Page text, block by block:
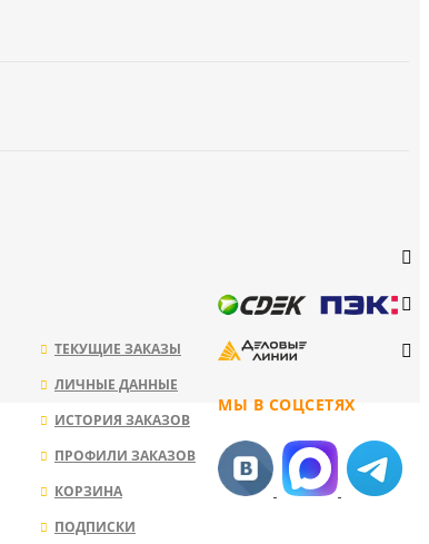
МЫ В СОЦСЕТЯХ
ТЕКУЩИЕ ЗАКАЗЫ
ЛИЧНЫЕ ДАННЫЕ
ИСТОРИЯ ЗАКАЗОВ
ПРОФИЛИ ЗАКАЗОВ
КОРЗИНА
ПОДПИСКИ